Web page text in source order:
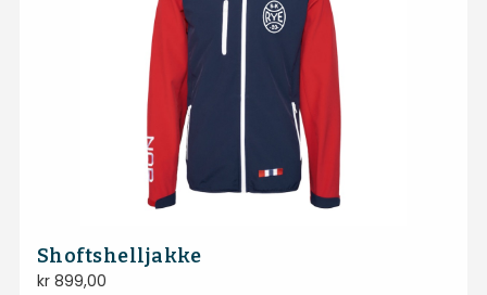
Shoftshelljakke
kr899,00